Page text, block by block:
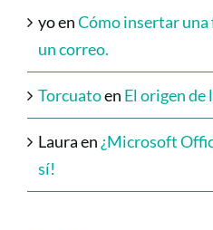
yoenCómo insertar una
un correo.
Torcuatoen El origen de
Lauraen ¿Microsoft
sí!